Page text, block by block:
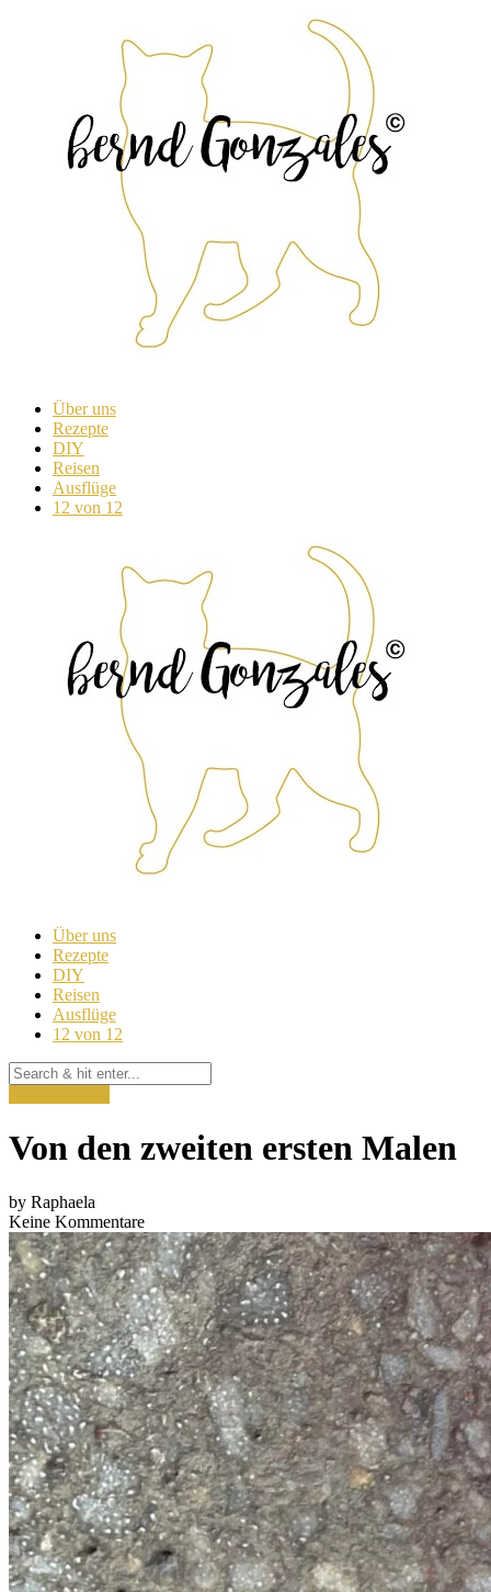
Über uns
Rezepte
DIY
Reisen
Ausflüge
12 von 12
Über uns
Rezepte
DIY
Reisen
Ausflüge
12 von 12
Von den zweiten ersten Malen
by Raphaela
Keine Kommentare